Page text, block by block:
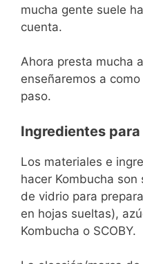
mucha gente suele
cuenta.
Ahora presta mucha
enseñaremos a
paso.
Ingredientes
Los materiales e
hacer Kombucha
de vidrio para
en hojas sueltas),
Kombucha o SCOBY.